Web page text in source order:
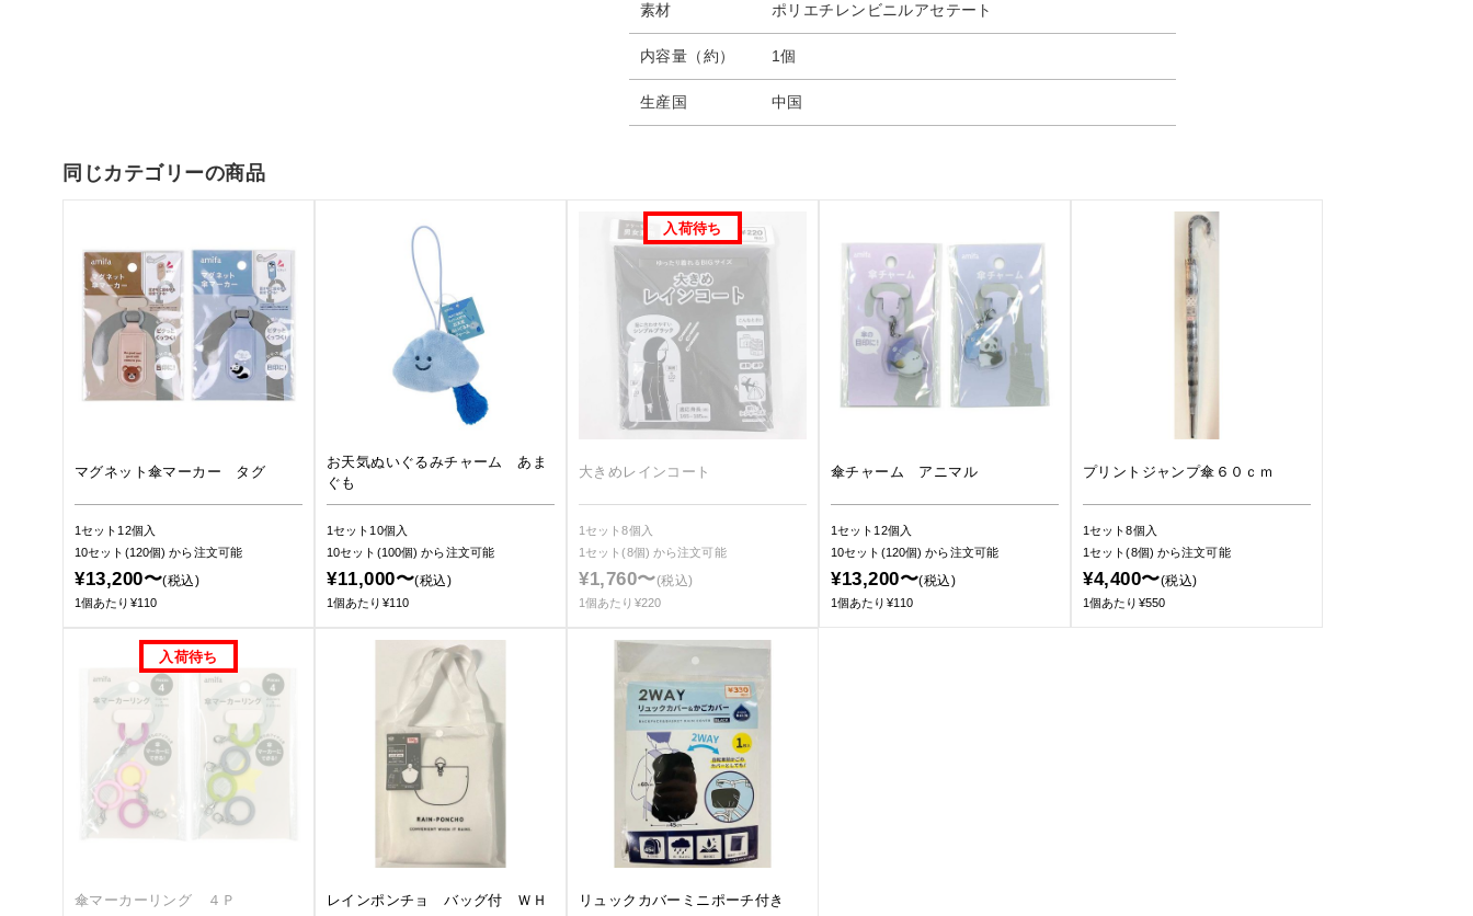
素材 ポリエチレンビニルアセテート
内容量（約） 1個
生産国 中国
同じカテゴリーの商品
マグネット傘マーカー タグ
1セット12個入
10セット(120個)から注文可能
¥13,200〜(税込)
1個あたり¥110
お天気ぬいぐるみチャーム あま
ぐも
1セット10個入
10セット(100個)から注文可能
¥11,000〜(税込)
1個あたり¥110
大きめレインコート
1セット8個入
1セット(8個) から注文可能
¥1,760〜(税込)
1個あたり¥220
傘チャーム アニマル
1セット12個入
10セット(120個)から注文可能
¥13,200〜(税込)
1個あたり¥110
プリントジャンプ傘６０ｃｍ
1セット8個入
1セット(8個) から注文可能
¥4,400〜(税込)
1個あたり¥550
傘マーカーリング ４Ｐ レインポンチョ バッグ付 ＷＨ リュックカバーミニポーチ付き